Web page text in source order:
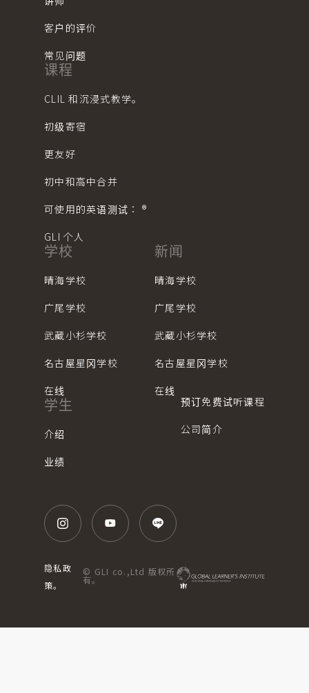
客户的评价
常见问题
课程
CLIL 和沉浸式教学。
初级寄宿
更友好
初中和高中合并
可使用的英语测试： ®︎
GLI 个人
学校
晴海学校
广尾学校
武藏小杉学校
名古屋星冈学校
在线
新闻
晴海学校
广尾学校
武藏小杉学校
名古屋星冈学校
在线
学生
介绍
业绩
预订免费试听课程
公司简介
隐私政
策。
© GLI co.,Ltd 版权所
有。